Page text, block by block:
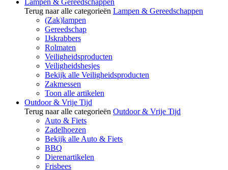
Lampen & Gereedschappen
Terug naar alle categorieën Lampen & Gereedschappen
(Zak)lampen
Gereedschap
IJskrabbers
Rolmaten
Veiligheidsproducten
Veiligheidshesjes
Bekijk alle Veiligheidsproducten
Zakmessen
Toon alle artikelen
Outdoor & Vrije Tijd
Terug naar alle categorieën Outdoor & Vrije Tijd
Auto & Fiets
Zadelhoezen
Bekijk alle Auto & Fiets
BBQ
Dierenartikelen
Frisbees